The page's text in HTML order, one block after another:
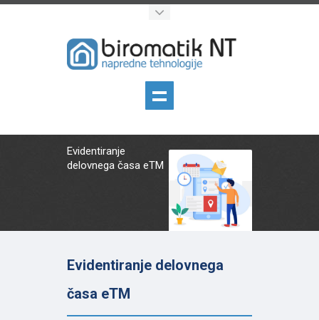
Evidentiranje
delovnega časa eTM
Evidentiranje delovnega
časa eTM